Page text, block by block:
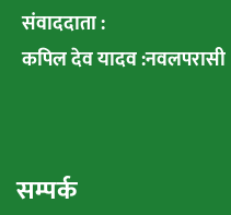
संवाददाता :
कपिल देव यादव :नवलपरासी
सम्पर्क